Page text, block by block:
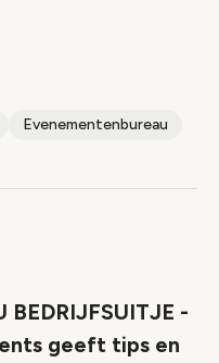
Evenementenbureau
BEDRIJFSUITJE -
geeft tips en